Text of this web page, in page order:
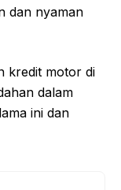
dan nyaman
kredit motor di
dalam
ini dan